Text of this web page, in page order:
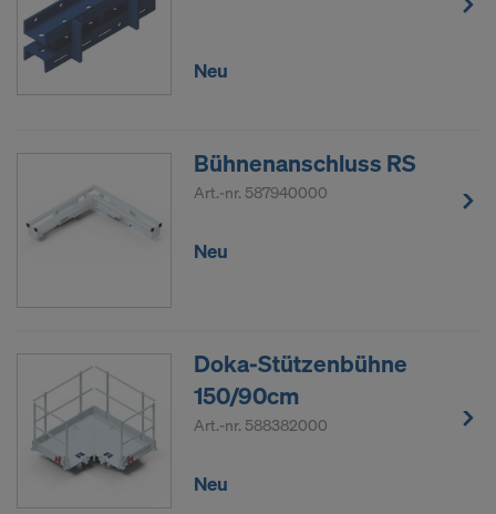
Neu
Bühnenanschluss RS
Art.-nr. 587940000
Neu
Doka-Stützenbühne
150/90cm
Art.-nr. 588382000
Neu